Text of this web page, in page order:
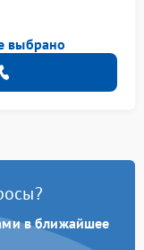
выбрано
в ближайшее